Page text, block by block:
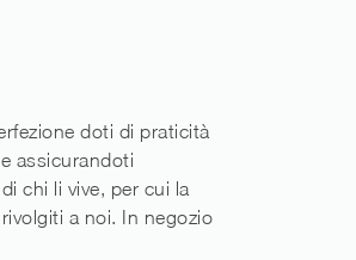
doti di praticità
assicurandoti
chi li vive, per cui la
a noi. In negozio